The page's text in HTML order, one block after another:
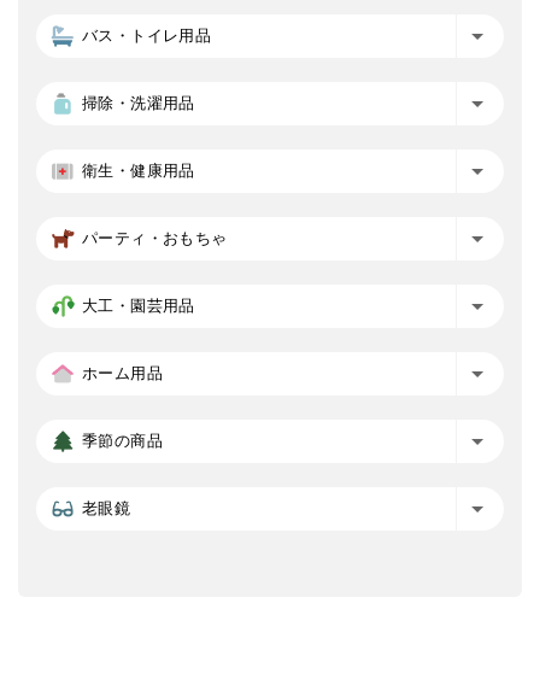
バス・トイレ用品
掃除・洗濯用品
衛生・健康用品
パーティ・おもちゃ
大工・園芸用品
ホーム用品
季節の商品
老眼鏡